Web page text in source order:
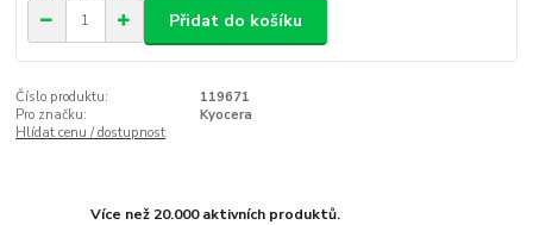
Přidat do košíku
Číslo produktu:
119671
Pro značku:
Kyocera
Hlídat cenu / dostupnost
Více než 20.000 aktivních produktů.